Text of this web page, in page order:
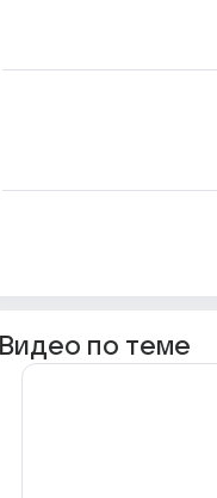
Видео по теме